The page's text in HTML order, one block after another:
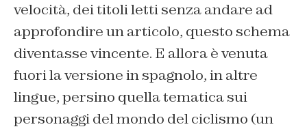
velocità, dei titoli letti senza andare ad
approfondire un articolo, questo schema
diventasse vincente. E allora è venuta
fuori la versione in spagnolo, in altre
lingue, persino quella tematica sui
personaggi del mondo del ciclismo (un